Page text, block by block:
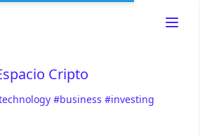
policies
Cripto
#business #investing